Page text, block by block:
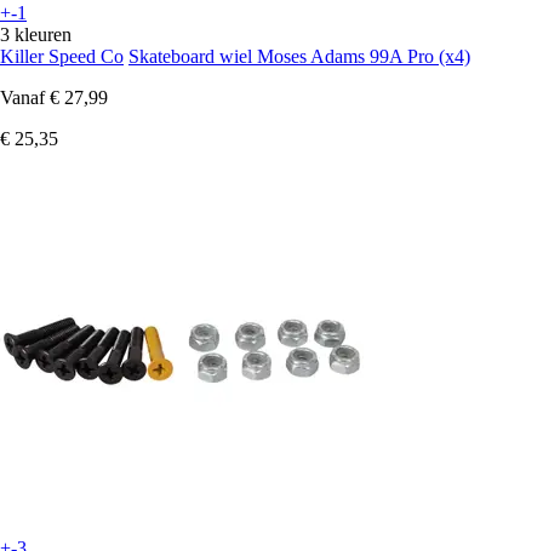
+-1
3 kleuren
Killer Speed Co Skateboard wiel Moses Adams 99A Pro (x4)
Vanaf € 27,99
€ 25,35